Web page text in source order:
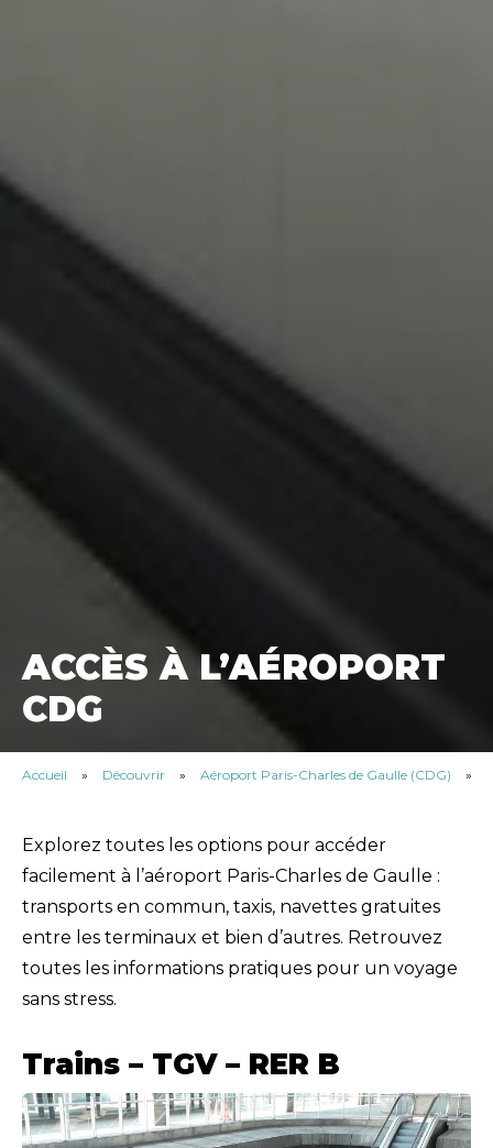
ACCÈS À L’AÉROPORT
CDG
Accueil » Découvrir » Aéroport Paris-Charles de Gaulle (CDG) »
Explorez toutes les options pour accéder
facilement à l’aéroport Paris-Charles de Gaulle :
transports en commun, taxis, navettes gratuites
entre les terminaux et bien d’autres. Retrouvez
toutes les informations pratiques pour un voyage
sans stress.
Trains – TGV – RER B